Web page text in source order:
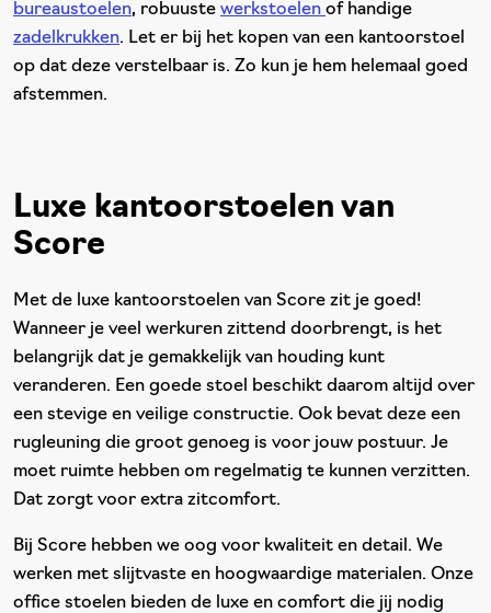
bureaustoelen, robuuste werkstoelen of handige
zadelkrukken. Let er bij het kopen van een kantoorstoel
op dat deze verstelbaar is. Zo kun je hem helemaal goed
afstemmen.
Luxe kantoorstoelen van
Score
Met de luxe kantoorstoelen van Score zit je goed!
Wanneer je veel werkuren zittend doorbrengt, is het
belangrijk dat je gemakkelijk van houding kunt
veranderen. Een goede stoel beschikt daarom altijd over
een stevige en veilige constructie. Ook bevat deze een
rugleuning die groot genoeg is voor jouw postuur. Je
moet ruimte hebben om regelmatig te kunnen verzitten.
Dat zorgt voor extra zitcomfort.
Bij Score hebben we oog voor kwaliteit en detail. We
werken met slijtvaste en hoogwaardige materialen. Onze
office stoelen bieden de luxe en comfort die jij nodig